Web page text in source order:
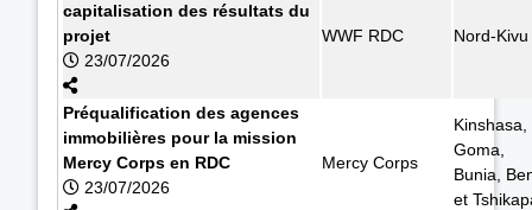
capitalisation des résultats du
projet
23/07/2026
WWF RDC Nord-Kivu
Préqualification des agences
immobilières pour la mission
Mercy Corps en RDC
23/07/2026
Mercy Corps
Kinshasa,
Goma,
Bunia,
et